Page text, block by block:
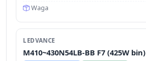
Waga
LEDVANCE
M410~430N54LB-BB F7 (425W bin)